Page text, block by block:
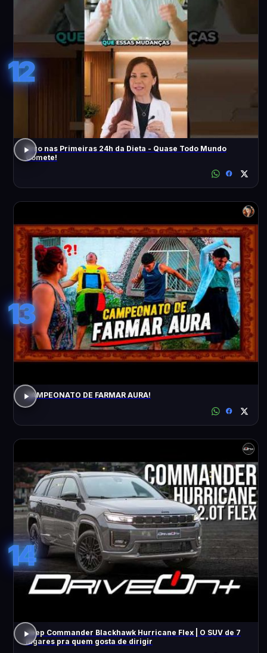
12
Erro nas Primeiras 24h da Dieta - Quase Todo Mundo
Comete!
13
CAMPEONATO DE FARMAR AURA!
14
Jeep Commander Blackhawk Hurricane Flex | O SUV de 7
lugares pra quem gosta de dirigir